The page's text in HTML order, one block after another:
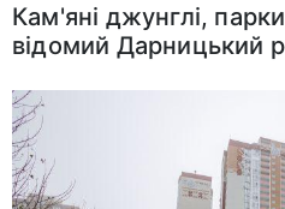
Кам'яні джунглі,
відомий Дарницький